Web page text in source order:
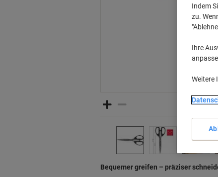
Bequemer greifen – präziser
Indem
zu.
Ihre
Weitere